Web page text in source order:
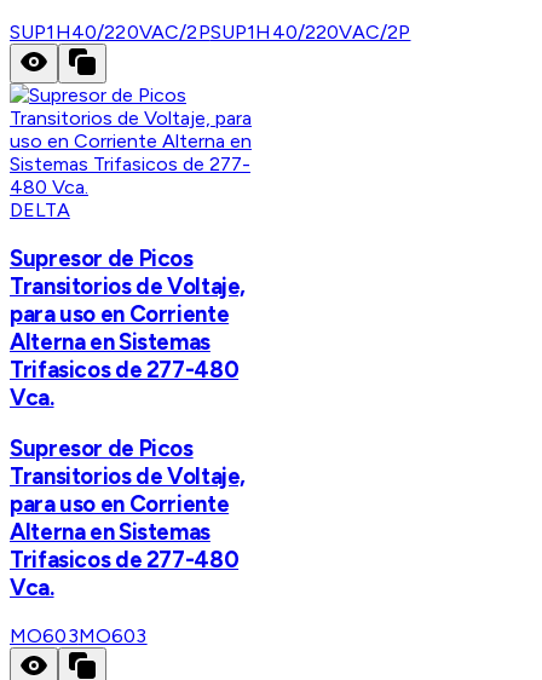
SUP1H40/220VAC/2PSUP1H40/220VAC/2P
DELTA
Supresor de Picos
Transitorios de Voltaje,
para uso en Corriente
Alterna en Sistemas
Trifasicos de 277-480
Vca.
Supresor de Picos
Transitorios de Voltaje,
para uso en Corriente
Alterna en Sistemas
Trifasicos de 277-480
Vca.
MO603MO603